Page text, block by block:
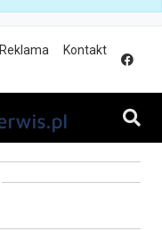
Reklama Kontakt